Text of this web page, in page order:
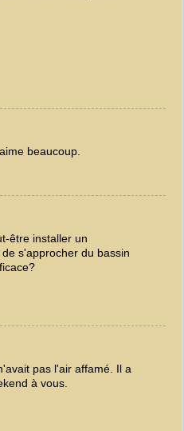
beaucoup.
être installer un
s'approcher du bassin
pas l'air affamé. Il a
à vous.